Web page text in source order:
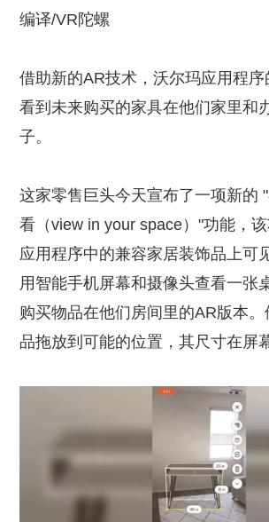
编译/VR陀螺
借助新的AR技术，沃尔玛应用程
看到未来购买的家具在他们家里和
子。
这家零售巨头今天宣布了一项新的
看（view in your space）"功能，
应用程序中的兼容家居装饰品上可
用智能手机屏幕和摄像头查看一张
购买物品在他们房间里的AR版本
品拖放到可能的位置，其尺寸在屏